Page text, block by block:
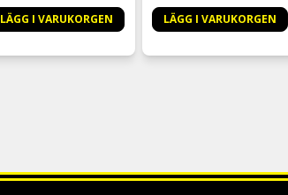
LÄGG I VARUKORGEN LÄGG I VARUKORGEN